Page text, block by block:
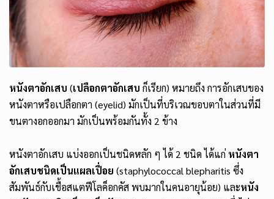
หนังตาอักเสบ (เปลือกตาอักเสบ ก็เรียก) หมายถึง การอักเสบของ
หนังตาหรือเปลือกตา (eyelid) มักเป็นที่บริเวณขอบตาในส่วนที่มี
ขนตางอกออกมา มักเป็นพร้อมกันทั้ง 2 ข้าง
หนังตาอักเสบ แบ่งออกเป็นชนิดหลัก ๆ ได้ 2 ชนิด ได้แก่ หนังตา
อักเสบชนิดเป็นแผลเปื่อย (staphylococcal blepharitis ซึ่ง
สัมพันธ์กับเชื้อสแตฟีโลค็อกคัส พบมากในคนอายุน้อย) และหนัง